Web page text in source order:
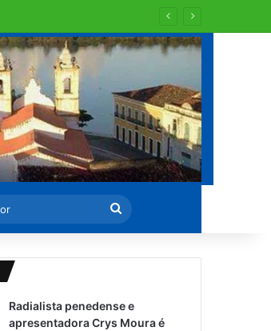
Procurar
por
Radialista penedense e
apresentadora Crys Moura é